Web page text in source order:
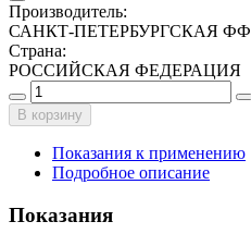
Производитель:
САНКТ-ПЕТЕРБУРГСКАЯ ФФ
Страна:
РОССИЙСКАЯ ФЕДЕРАЦИЯ
В корзину
Показания к применению
Подробное описание
Показания